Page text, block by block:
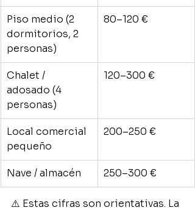
Piso medio (2
dormitorios, 2
personas)
80–120 €
Chalet /
adosado (4
personas)
120–300 €
Local comercial
pequeño
200–250 €
Nave / almacén 250–300 €
⚠️ Estas cifras son orientativas. La